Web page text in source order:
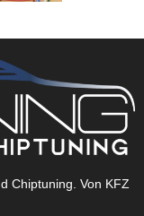
Chiptuning. Von KFZ